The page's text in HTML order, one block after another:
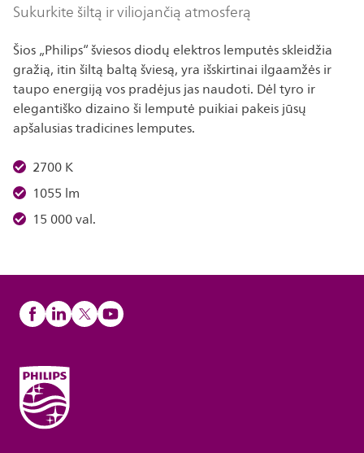
Sukurkite šiltą ir viliojančią atmosferą
Šios „Philips“ šviesos diodų elektros lemputės skleidžia
gražią, itin šiltą baltą šviesą, yra išskirtinai ilgaamžės ir
taupo energiją vos pradėjus jas naudoti. Dėl tyro ir
elegantiško dizaino ši lemputė puikiai pakeis jūsų
apšalusias tradicines lemputes.
2700 K
1055 lm
15 000 val.